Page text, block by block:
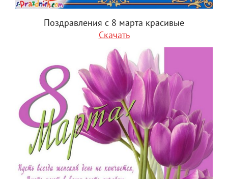
Поздравления с 8 марта красивые
Скачать